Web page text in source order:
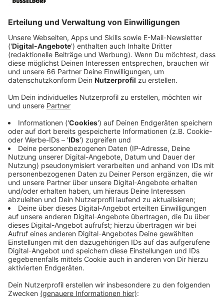
Veröffentlicht: Donnerstag, 19.02.2026 05:47
Anzeige
Gemeinsam für Demokratie und Toleranz
Anzeige
Die Bündnisse "Garath tolerant und weltoffen",
Düsseldorf stellt sich quer" und der "Düsseldorfer
Appell" rufen zu einer bunten und friedlichen
Demonstration auf. Ab 17 Uhr starten an vier Plätzen,
die nach NS-Widerstandskämpfern benannt sind,
verschiedene Aktionen: Gesprächsrunden, Chormusik,
Kundgebungen und ein gemeinsamer Demozug zum
Kulturhaus Süd. Ziel ist es, für Demokratie,
Zusammenhalt und Toleranz einzustehen und sich klar
gegen Ausgrenzung und Hass zu positionieren.
Anzeige